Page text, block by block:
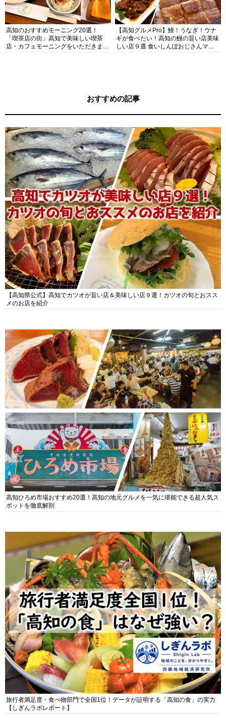
高知のおすすめモーニング20選！
「喫茶店の街」高知で美味しい喫茶
店・カフェモーニングをいただきま
【高知グルメPro】鰻！うなぎ！ウナ
ギが食べたい！高知の鰻の旨い店美味
しい店９選 食いしんぼおじさんマッ
おすすめの記事
【高知県公式】高知でカツオが旨い店＆美味しい店９選！カツオの旬とおスス
メのお店を紹介
高知ひろめ市場おすすめ20選！高知の地元グルメを一気に堪能できる超人気ス
ポットを徹底解剖
旅行者満足度・食べ物部門で全国1位！データが証明する「高知の食」の実力
【しぎんラボレポート】